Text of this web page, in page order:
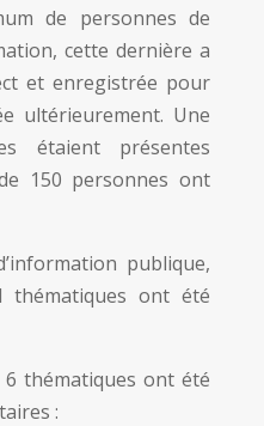
de personnes de
cette dernière a
et enregistrée pour
ultérieurement. Une
étaient présentes
150 personnes ont
publique,
thématiques ont été
thématiques ont été
: